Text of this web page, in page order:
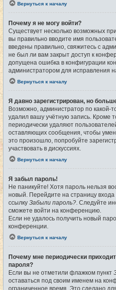
Вернуться к началу
Почему я не могу войти?
Существует несколько возможных
вы правильно вводите имя
введены правильно, свяжитесь с
не был ли вам закрыт доступ к
допущена ошибка в конфигурации
администратором для исправления
Вернуться к началу
Я давно зарегистрирован, но
Возможно, администратор по какой-
удалил вашу учётную запись. Кроме
периодически удаляют
оставляющих сообщения, чтобы
это произошло, попробуйте
участвовать в дискуссиях.
Вернуться к началу
Я забыл пароль!
Не паникуйте! Хотя пароль нельзя
новый. Перейдите на страницу
ссылку Забыли пароль? . Следуйте
сможете войти на конференцию.
Если не удалось получить новый
конференции.
Вернуться к началу
Почему мне периодически
пароля?
Если вы не отметили флажком пункт
оставаться под своим именем на
ограниченное время. Это сделано